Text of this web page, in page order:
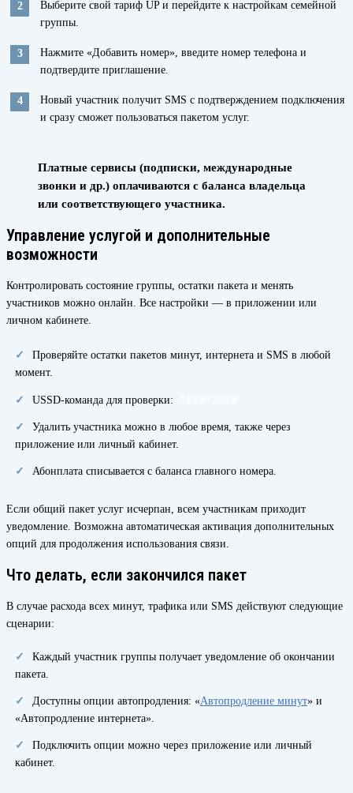
Выберите свой тариф UP и перейдите к настройкам семейной
группы.
Нажмите «Добавить номер», введите номер телефона и
подтвердите приглашение.
Новый участник получит SMS с подтверждением подключения
и сразу сможет пользоваться пакетом услуг.
Платные сервисы (подписки, международные
звонки и др.) оплачиваются с баланса владельца
или соответствующего участника.
Управление услугой и дополнительные
возможности
Контролировать состояние группы, остатки пакета и менять
участников можно онлайн. Все настройки — в приложении или
личном кабинете.
Проверяйте остатки пакетов минут, интернета и SMS в любой
момент.
USSD-команда для проверки:
Удалить участника можно в любое время, также через
приложение или личный кабинет.
Абонплата списывается с баланса главного номера.
Если общий пакет услуг исчерпан, всем участникам приходит
уведомление. Возможна автоматическая активация дополнительных
опций для продолжения использования связи.
Что делать, если закончился пакет
В случае расхода всех минут, трафика или SMS действуют следующие
сценарии:
Каждый участник группы получает уведомление об окончании
пакета.
Доступны опции автопродления: «Автопродление минут» и
«Автопродление интернета».
Подключить опции можно через приложение или личный
кабинет.